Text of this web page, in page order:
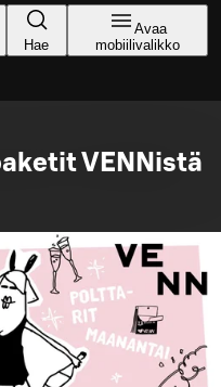
Hae
Avaa
mobiilivalikko
VENNistä